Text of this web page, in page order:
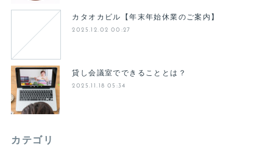
カタオカビル【年末年始休業のご案内】
2025.12.02 00:27
貸し会議室でできることとは？
2025.11.18 05:34
カテゴリ